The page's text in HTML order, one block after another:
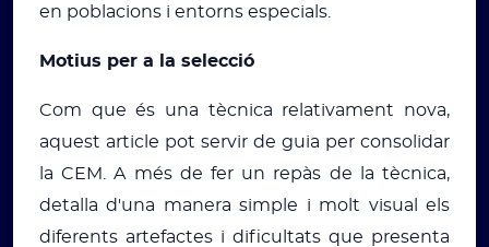
en poblacions i entorns especials.
Motius per a la selecció
Com que és una tècnica relativament nova,
aquest article pot servir de guia per consolidar
la CEM. A més de fer un repàs de la tècnica,
detalla d'una manera simple i molt visual els
diferents artefactes i dificultats que presenta